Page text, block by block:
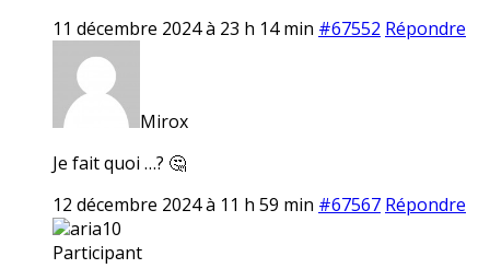
11 décembre 2024 à 23 h 14 min #67552 Répondre
Mirox
Je fait quoi …? 🤔
12 décembre 2024 à 11 h 59 min #67567 Répondre
aria10
Participant